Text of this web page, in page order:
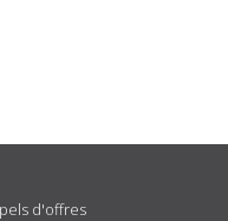
d'offres